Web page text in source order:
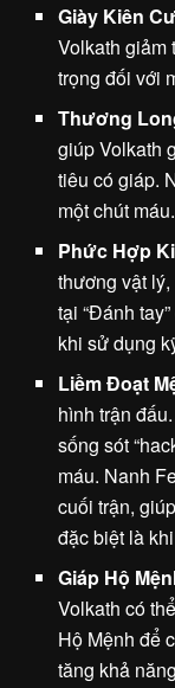
Giày Kiên
Volkath giảm
trọng đối với
Thương
giúp Volkath
tiêu có giáp.
một chút máu.
Phức Hợp
thương vật
tại “Đánh
khi sử dụng
Liềm Đoạt
hình trận
sống sót
máu. Nanh
cuối trận,
đặc biệt là
Giáp Hộ
Volkath có
Hộ Mệnh để
tăng khả